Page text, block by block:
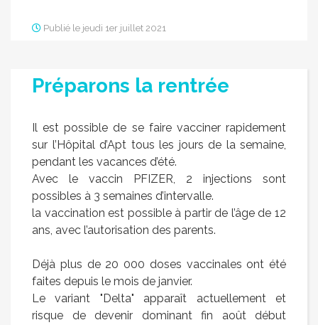
Publié le jeudi 1er juillet 2021
Préparons la rentrée
Il est possible de se faire vacciner rapidement
sur l’Hôpital d’Apt tous les jours de la semaine,
pendant les vacances d’été.
Avec le vaccin PFIZER, 2 injections sont
possibles à 3 semaines d’intervalle.
la vaccination est possible à partir de l’âge de 12
ans, avec l’autorisation des parents.
Déjà plus de 20 000 doses vaccinales ont été
faites depuis le mois de janvier.
Le variant "Delta" apparaît actuellement et
risque de devenir dominant fin août début